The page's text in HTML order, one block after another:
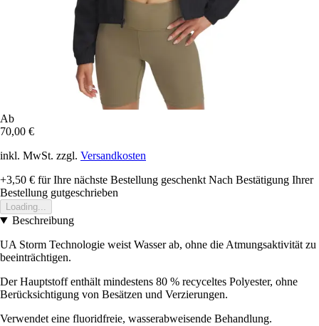
Ab
70,00 €
inkl. MwSt. zzgl. Versandkosten
+3,50 € für Ihre nächste Bestellung geschenkt Nach Bestätigung Ihrer
Bestellung gutgeschrieben
Loading...
Beschreibung
UA Storm Technologie weist Wasser ab, ohne die Atmungsaktivität zu
beeinträchtigen.
Der Hauptstoff enthält mindestens 80 % recyceltes Polyester, ohne
Berücksichtigung von Besätzen und Verzierungen.
Verwendet eine fluoridfreie, wasserabweisende Behandlung.